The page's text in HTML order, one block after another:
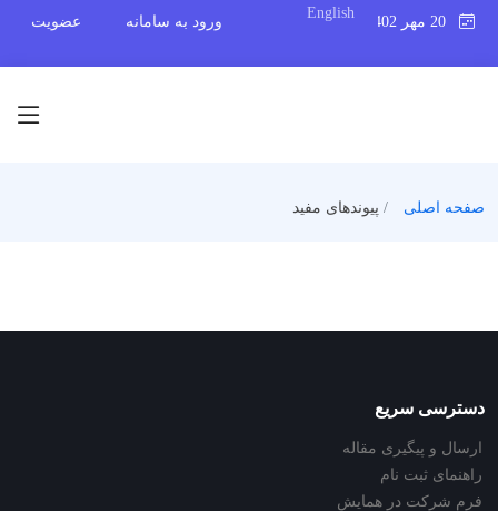
English
ورود به سامانه عضویت
صفحه اصلی پیوندهای مفید
دسترسی سریع
ارسال و پیگیری مقاله
راهنمای ثبت نام
فرم شرکت در همایش